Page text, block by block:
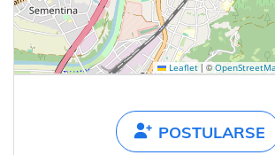
Leaflet | ©
POSTULARSE